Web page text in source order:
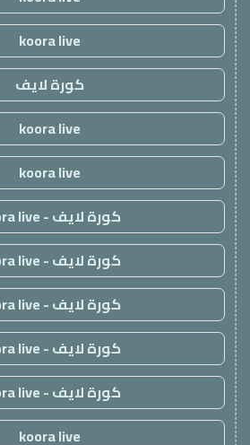
koora live
كورة لايف
koora live
koora live
كورة لايف - koora live
كورة لايف - koora live
كورة لايف - koora live
كورة لايف - koora live
كورة لايف - koora live
koora live